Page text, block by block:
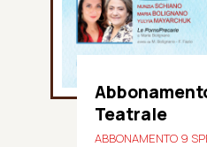
Teatrale
ABBONAMENTO 9